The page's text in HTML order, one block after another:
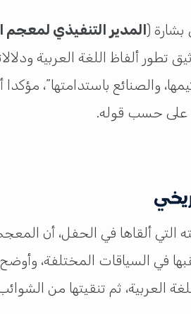
بشارة (المدير التنفيذي لمعجم
تطور ألفاظ اللغة العربية
والصنائع باستدامتها”،
على حسب قوله.
التي ألقاها في الحفل، أن
في السياقات المختلفة،
العربية، ثم تنقيتها من